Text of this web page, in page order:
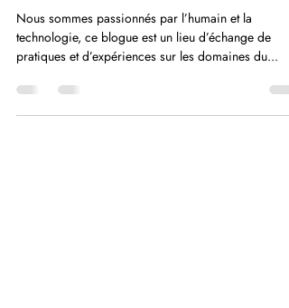
Nous sommes passionnés par l’humain et la
technologie, ce blogue est un lieu d’échange de
pratiques et d’expériences sur les domaines du...